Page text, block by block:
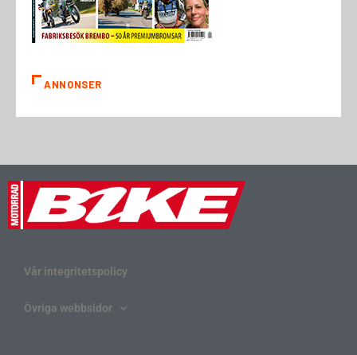
ANNONSER
Vår integritetspolicy
Övriga webbsidor